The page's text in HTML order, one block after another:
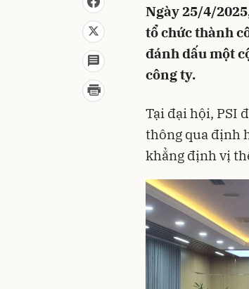
Ngày 25/4/
tổ chức thành
đánh dấu một
công ty.
Tại đại hội, PSI
thông qua định
khẳng định vị